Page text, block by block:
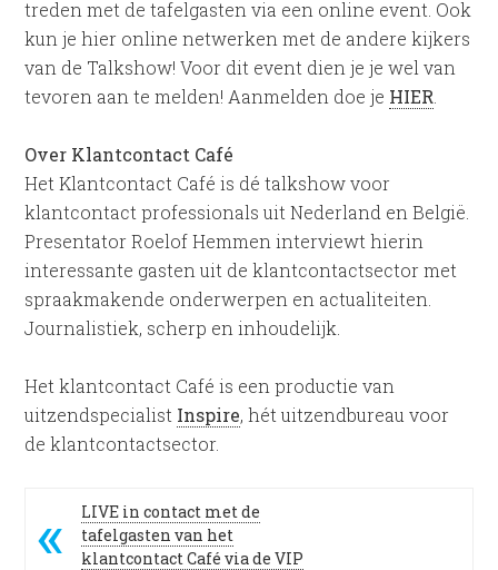
treden met de tafelgasten via een online event. Ook
kun je hier online netwerken met de andere kijkers
van de Talkshow! Voor dit event dien je je wel van
tevoren aan te melden! Aanmelden doe je HIER
Over Klantcontact Café
Het Klantcontact Café is dé talkshow voor
klantcontact professionals uit Nederland en België.
Presentator Roelof Hemmen interviewt hierin
interessante gasten uit de klantcontactsector met
spraakmakende onderwerpen en actualiteiten.
Journalistiek, scherp en inhoudelijk.
Het klantcontact Café is een productie van
uitzendspecialist Inspire, hét uitzendbureau voor
de klantcontactsector.
LIVE in contact met de
tafelgasten van het
klantcontact Café via de VIP